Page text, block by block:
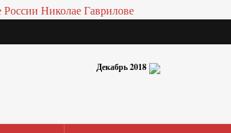
Декабрь 2018